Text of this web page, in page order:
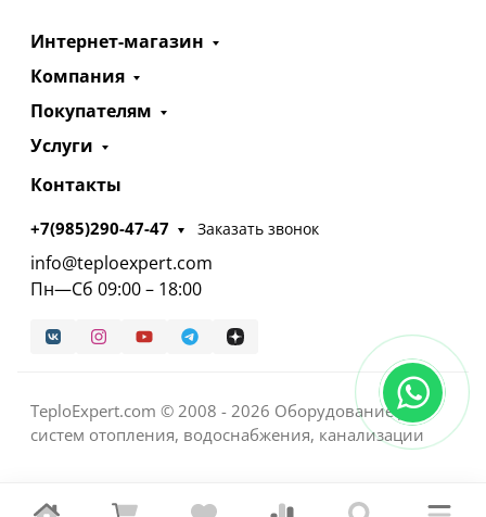
Интернет-магазин
Компания
Покупателям
Услуги
Контакты
+7(985)290-47-47 Заказать звонок
info@teploexpert.com
Пн—Сб 09:00 – 18:00
TeploExpert.com © 2008 - 2026 Оборудование для
систем отопления, водоснабжения, канализации